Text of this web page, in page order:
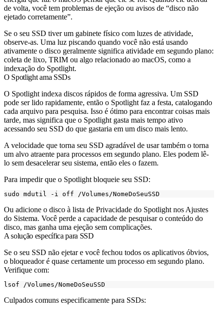
de volta, você tem problemas de ejeção ou avisos de “disco não
ejetado corretamente”.
Se o seu SSD tiver um gabinete físico com luzes de atividade,
observe-as. Uma luz piscando quando você não está usando
ativamente o disco geralmente significa atividade em segundo plano:
coleta de lixo, TRIM ou algo relacionado ao macOS, como a
indexação do Spotlight.
O Spotlight ama SSDs
O Spotlight indexa discos rápidos de forma agressiva. Um SSD
pode ser lido rapidamente, então o Spotlight faz a festa, catalogando
cada arquivo para pesquisa. Isso é ótimo para encontrar coisas mais
tarde, mas significa que o Spotlight gasta mais tempo ativo
acessando seu SSD do que gastaria em um disco mais lento.
A velocidade que torna seu SSD agradável de usar também o torna
um alvo atraente para processos em segundo plano. Eles podem lê-
lo sem desacelerar seu sistema, então eles o fazem.
Para impedir que o Spotlight bloqueie seu SSD:
Ou adicione o disco à lista de Privacidade do Spotlight nos Ajustes
do Sistema. Você perde a capacidade de pesquisar o conteúdo do
disco, mas ganha uma ejeção sem complicações.
A solução específica para SSD
Se o seu SSD não ejetar e você fechou todos os aplicativos óbvios,
o bloqueador é quase certamente um processo em segundo plano.
Verifique com:
Culpados comuns especificamente para SSDs: